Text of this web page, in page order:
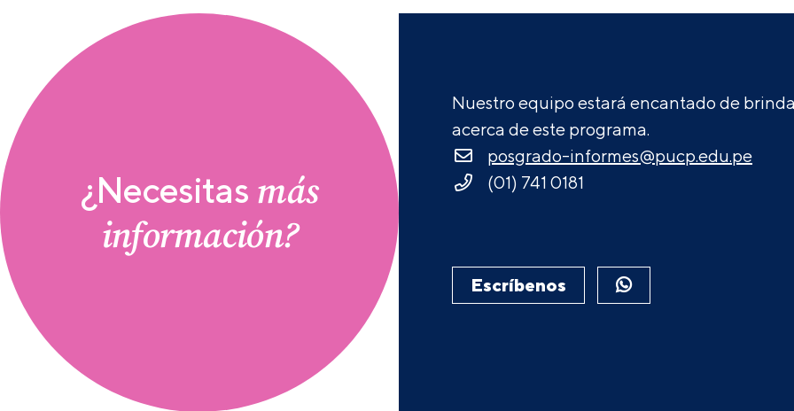
¿Necesitas más
información?
Nuestro equipo estará encantado de
acerca de este programa.
posgrado-informes@pucp.edu.pe
(01) 741 0181
Escríbenos